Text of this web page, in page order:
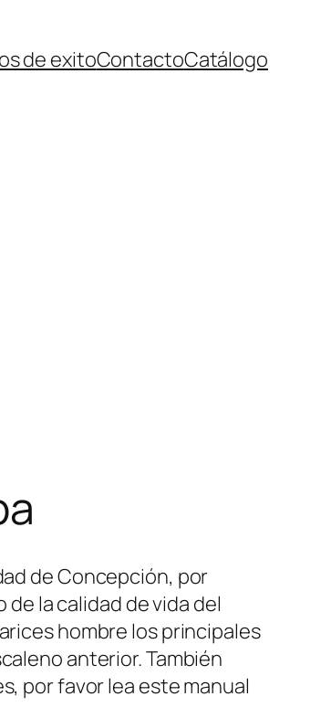
de exitoContactoCatálogo
de Concepción, por
la calidad de vida del
hombre los principales
anterior. También
por favor lea este manual